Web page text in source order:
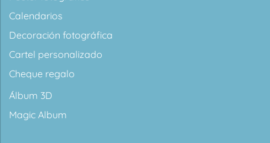
Calendarios
Decoración fotográfica
Cartel personalizado
Cheque regalo
Álbum 3D
Magic Album